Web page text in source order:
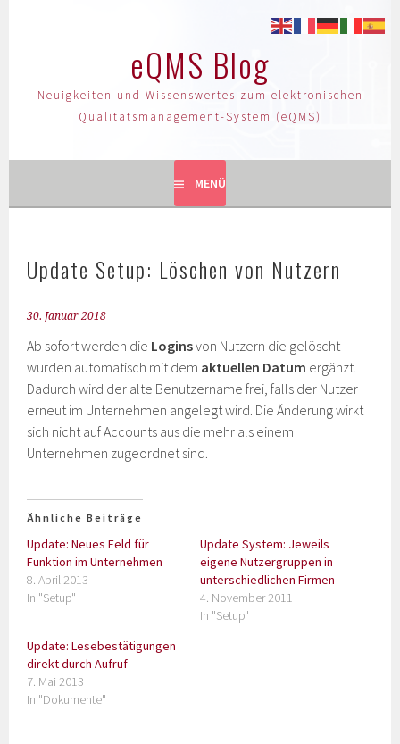
eQMS Blog
Neuigkeiten und Wissenswertes zum elektronischen
Qualitätsmanagement-System (eQMS)
MENÜ
Update Setup: Löschen von Nutzern
30. Januar 2018
Ab sofort werden die Loginsvon Nutzern die gelöscht
wurden automatisch mit dem aktuellen Datum ergänzt.
Dadurch wird der alte Benutzername frei, falls der Nutzer
erneut im Unternehmen angelegt wird. Die Änderung wirkt
sich nicht auf Accounts aus die mehr als einem
Unternehmen zugeordnet sind.
Ähnliche Beiträge
Update: Neues Feld für
Funktion im Unternehmen
8. April 2013
In "Setup"
Update System: Jeweils
eigene Nutzergruppen in
unterschiedlichen Firmen
4. November 2011
In "Setup"
Update: Lesebestätigungen
direkt durch Aufruf
7. Mai 2013
In "Dokumente"